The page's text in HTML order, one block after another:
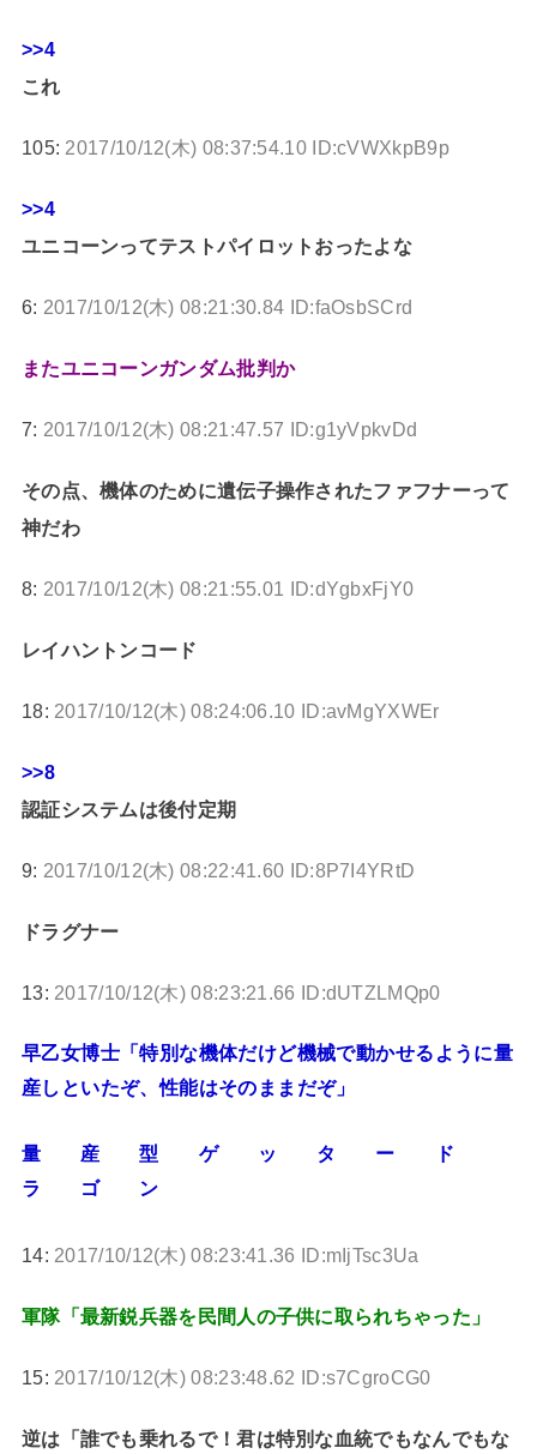
>>4
これ
105: 2017/10/12(木) 08:37:54.10 ID:cVWXkpB9p
>>4
ユニコーンってテストパイロットおったよな
6: 2017/10/12(木) 08:21:30.84 ID:faOsbSCrd
またユニコーンガンダム批判か
7: 2017/10/12(木) 08:21:47.57 ID:g1yVpkvDd
その点、機体のために遺伝子操作されたファフナーって
神だわ
8: 2017/10/12(木) 08:21:55.01 ID:dYgbxFjY0
レイハントンコード
18: 2017/10/12(木) 08:24:06.10 ID:avMgYXWEr
>>8
認証システムは後付定期
9: 2017/10/12(木) 08:22:41.60 ID:8P7I4YRtD
ドラグナー
13: 2017/10/12(木) 08:23:21.66 ID:dUTZLMQp0
早乙女博士「特別な機体だけど機械で動かせるように量
産しといたぞ、性能はそのままだぞ」
量 産 型 ゲ ッ タ ー ド
ラ ゴ ン
14: 2017/10/12(木) 08:23:41.36 ID:mIjTsc3Ua
軍隊「最新鋭兵器を民間人の子供に取られちゃった」
15: 2017/10/12(木) 08:23:48.62 ID:s7CgroCG0
逆は「誰でも乗れるで！君は特別な血統でもなんでもな